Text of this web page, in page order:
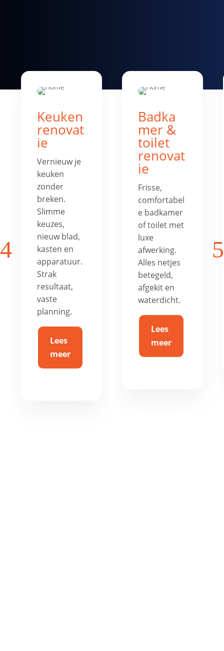
Keuken
renovat
ie
Vernieuw je
keuken
zonder
breken.
Slimme
keuzes,
nieuw blad,
kasten en
apparatuur.
Strak
resultaat,
vaste
planning.
Lees
meer
Badka
mer &
toilet
renovat
ie
Frisse,
comfortabel
e badkamer
of toilet met
luxe
afwerking.
Alles netjes
betegeld,
afgekit en
waterdicht.
Lees
meer
4 5